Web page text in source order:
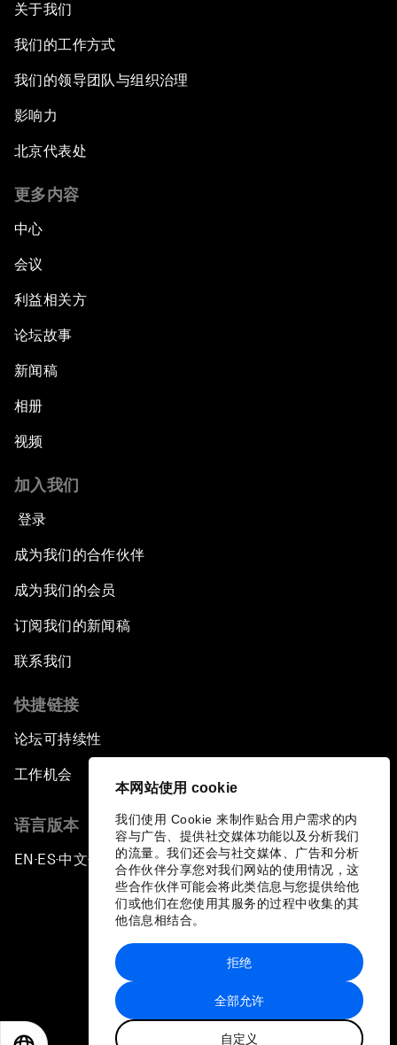
本网站使用 cookie
我们使用 Cookie 来制作贴合用户需求的内
容与广告、提供社交媒体功能以及分析我们
的流量。我们还会与社交媒体、广告和分析
合作伙伴分享您对我们网站的使用情况，这
些合作伙伴可能会将此类信息与您提供给他
们或他们在您使用其服务的过程中收集的其
他信息相结合。
全部允许
自定义
拒绝
关于我们
我们的工作方式
我们的领导团队与组织治理
影响力
北京代表处
更多内容
中心
会议
利益相关方
论坛故事
新闻稿
相册
视频
加入我们
登录
成为我们的合作伙伴
成为我们的会员
订阅我们的新闻稿
联系我们
快捷链接
论坛可持续性
工作机会
语言版本
EN ▪ES▪中文▪ 日本語
站点地图